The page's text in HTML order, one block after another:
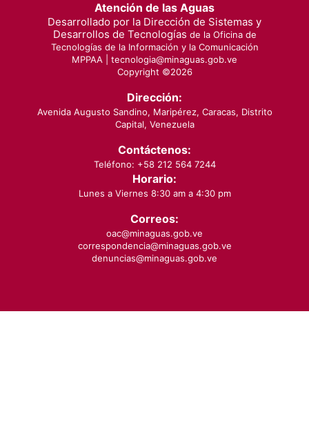
Atención de las Aguas
Desarrollado por la Dirección de Sistemas y
Desarrollos de Tecnologías de la Oficina de
Tecnologías de la Información y la Comunicación
MPPAA | tecnologia@minaguas.gob.ve
Copyright ©2026
Dirección:
Avenida Augusto Sandino, Maripérez, Caracas, Distrito
Capital, Venezuela
Contáctenos:
Teléfono: +58 212 564 7244
Horario:
Lunes a Viernes 8:30 am a 4:30 pm
Correos:
oac@minaguas.gob.ve
correspondencia@minaguas.gob.ve
denuncias@minaguas.gob.ve